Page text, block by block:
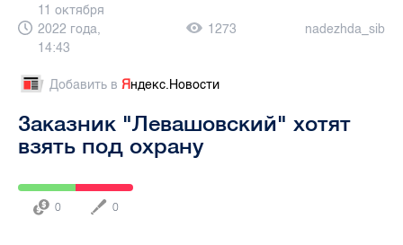
11 октября
2022 года,
14:43
1273 nadezhda_sib
Добавить в Яндекс.Новости
Заказник "Левашовский" хотят
взять под охрану
0 0